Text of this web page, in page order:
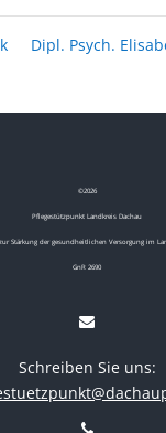
Dipl. Psych.
©2026
Pflegestützpunkt Landkreis Dachau
Stärkung der gesundheitlichen Versorgung im
GnR 2690
Schreiben Sie uns: